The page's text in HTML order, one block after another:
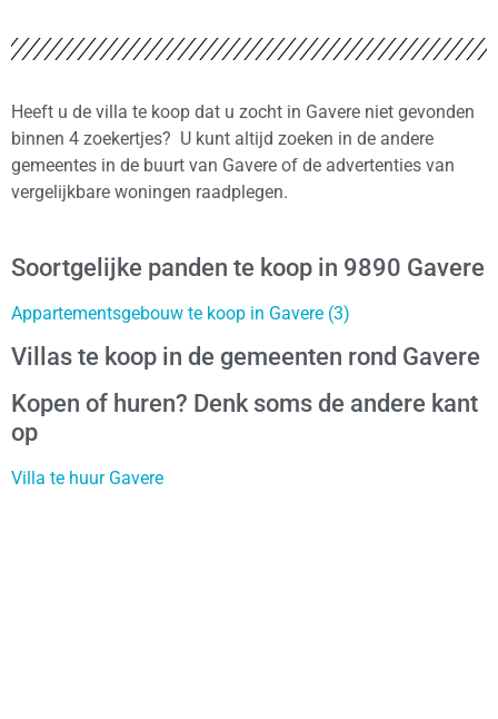
Heeft u de villa te koop dat u zocht in Gavere niet gevonden
binnen 4 zoekertjes? U kunt altijd zoeken in de andere
gemeentes in de buurt van Gavere of de advertenties van
vergelijkbare woningen raadplegen.
Soortgelijke panden te koop in 9890 Gavere
Appartementsgebouw te koop in Gavere (3)
Villas te koop in de gemeenten rond Gavere
Kopen of huren? Denk soms de andere kant
op
Villa te huur Gavere